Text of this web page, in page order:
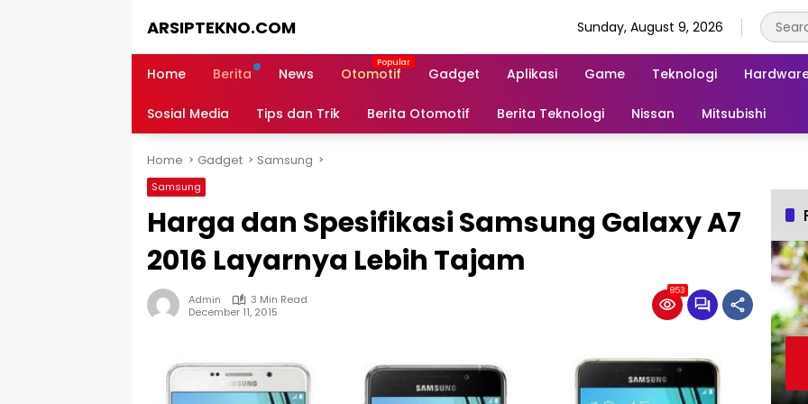
ARSIPTEKNO.COM
Informasi
Sunday, August 9, 2026
Home Berita News Otomotif Gadget Aplikasi Game Teknologi
Sosial Media Tips dan Trik Berita Otomotif Berita Teknologi Nissan Mitsubishi
Home Gadget Samsung
Samsung
Harga dan Spesifikasi Samsung Galaxy A7
2016 Layarnya Lebih Tajam
Admin
3 Min Read
December 11, 2015
853